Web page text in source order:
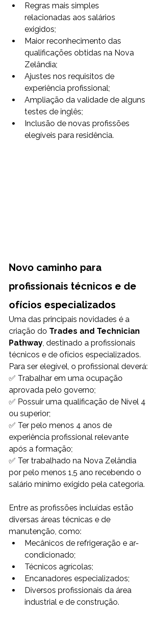
Regras mais simples
relacionadas aos salários
exigidos;
Maior reconhecimento das
qualificações obtidas na Nova
Zelândia;
Ajustes nos requisitos de
experiência profissional;
Ampliação da validade de alguns
testes de inglês;
Inclusão de novas profissões
elegíveis para residência.
Novo caminho para
profissionais técnicos e de
ofícios especializados
Uma das principais novidades é a
criação do Trades and Technician
Pathway, destinado a profissionais
técnicos e de ofícios especializados.
Para ser elegível, o profissional deverá:
✅ Trabalhar em uma ocupação
aprovada pelo governo;
✅ Possuir uma qualificação de Nível 4
ou superior;
✅ Ter pelo menos 4 anos de
experiência profissional relevante
após a formação;
✅ Ter trabalhado na Nova Zelândia
por pelo menos 1,5 ano recebendo o
salário mínimo exigido pela categoria.
Entre as profissões incluídas estão
diversas áreas técnicas e de
manutenção, como:
Mecânicos de refrigeração e ar-
condicionado;
Técnicos agrícolas;
Encanadores especializados;
Diversos profissionais da área
industrial e de construção.